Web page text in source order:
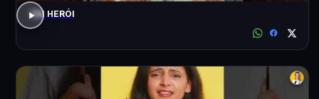
PAI HERÓI